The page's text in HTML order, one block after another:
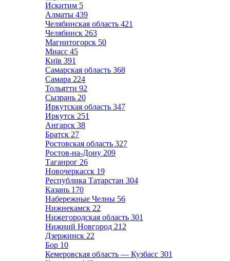
Искитим 5
Алматы 439
Челябинская область 421
Челябинск 263
Магнитогорск 50
Миасс 45
Київ 391
Самарская область 368
Самара 224
Тольятти 92
Сызрань 20
Иркутская область 347
Иркутск 251
Ангарск 38
Братск 27
Ростовская область 327
Ростов-на-Дону 209
Таганрог 26
Новочеркасск 19
Республика Татарстан 304
Казань 170
Набережные Челны 56
Нижнекамск 22
Нижегородская область 301
Нижний Новгород 212
Дзержинск 22
Бор 10
Кемеровская область — Кузбасс 301